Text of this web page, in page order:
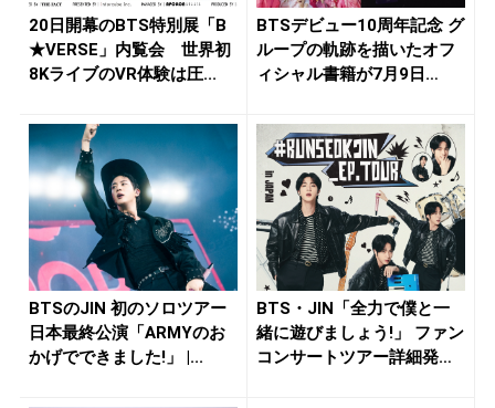
20日開幕のBTS特別展「B
★VERSE」内覧会 世界初
8KライブのVR体験は圧...
BTSデビュー10周年記念 グ
ループの軌跡を描いたオフ
ィシャル書籍が7月9日
BTSのJIN 初のソロツアー
日本最終公演「ARMYのお
かげでできました!」 |...
BTS・JIN「全力で僕と一
緒に遊びましょう!」 ファン
コンサートツアー詳細発